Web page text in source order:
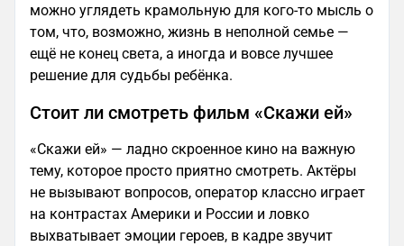
можно углядеть крамольную для кого-то мысль о
том, что, возможно, жизнь в неполной семье —
ещё не конец света, а иногда и вовсе лучшее
решение для судьбы ребёнка.
Стоит ли смотреть фильм «Скажи ей»
«Скажи ей» — ладно скроенное кино на важную
тему, которое просто приятно смотреть. Актёры
не вызывают вопросов, оператор классно играет
на контрастах Америки и России и ловко
выхватывает эмоции героев, в кадре звучит